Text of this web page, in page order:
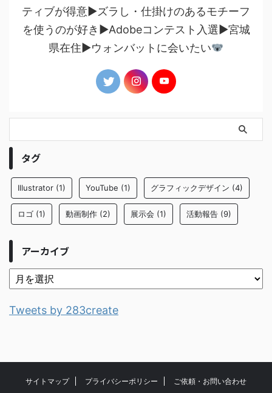
ティブが得意▶︎ズラし・仕掛けのあるモチーフ
を使うのが好き▶︎Adobeコンテスト入選▶︎宮城
県在住▶︎ウォンバットに会いたい
タグ
Illustrator (1) YouTube (1) グラフィックデザイン (4)
ロゴ (1) 動画制作 (2) 展示会 (1) 活動報告 (9)
アーカイブ
Tweets by 283create
サイトマップ プライバシーポリシー ご依頼・お問い合わせ